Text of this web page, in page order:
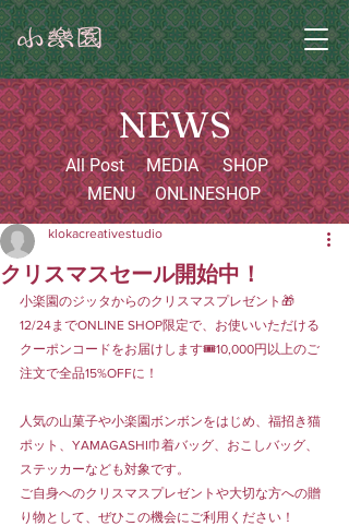
NEWS
All Post
MENU
MEDIA
SHOP
ONLINESHOP
クリスマスセール開始中！
klokacreativestudio
小楽園のジッタからのクリスマスプレゼント🎁
12/24までONLINE SHOP限定で、お使いいただける
クーポンコードをお届けします🎟️10,000円以上のご
注文で全品15%OFFに！
人気の山菓子や小楽園ボンボンをはじめ、福招き猫
ポット、YAMAGASHI巾着バッグ、おこしバッグ、
ステッカーなども対象です。
ご自身へのクリスマスプレゼントや大切な方への贈
り物として、ぜひこの機会にご利用ください！